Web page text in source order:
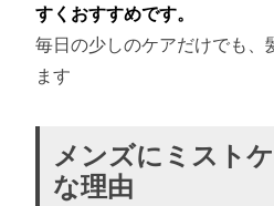
すくおすすめです。
毎日の少しのケアだけでも、
ます
メンズにミスト
な理由